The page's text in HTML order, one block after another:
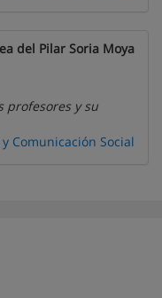
del Pilar Soria Moya
profesores y su
Comunicación Social